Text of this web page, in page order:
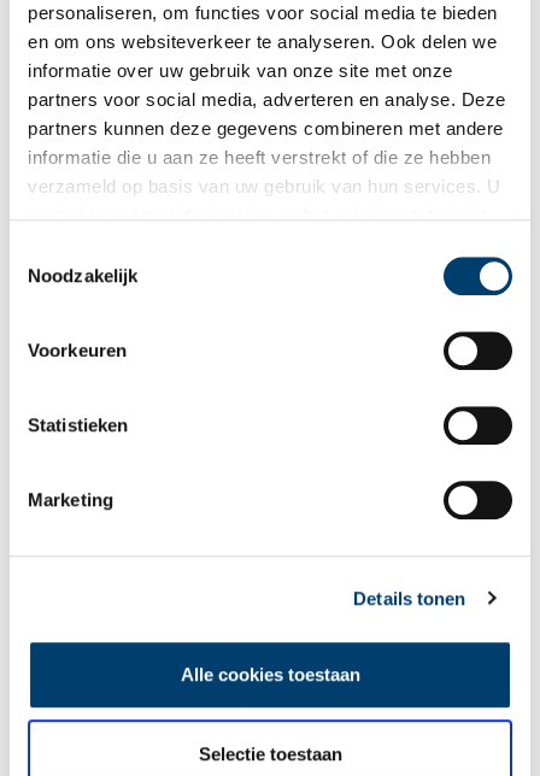
personaliseren, om functies voor social media te bieden
en om ons websiteverkeer te analyseren. Ook delen we
informatie over uw gebruik van onze site met onze
partners voor social media, adverteren en analyse. Deze
partners kunnen deze gegevens combineren met andere
informatie die u aan ze heeft verstrekt of die ze hebben
verzameld op basis van uw gebruik van hun services. U
Noodzakelijk
Voorkeuren
Statistieken
Marketing
Details tonen
Alle cookies toestaan
Selectie toestaan
Wilt u op de hoogte blijven van de mooiste verhalen en het
laatste erfgoednieuws? Schrijf u dan nu in voor onze
wekelijkse nieuwsbrief!
Bij inschrijving gaat u akkoord met onsprivacybeleid.
Aanvullingen
gepubliceerd.
Vink dit aan als u op de hoogte gehouden wil worden.